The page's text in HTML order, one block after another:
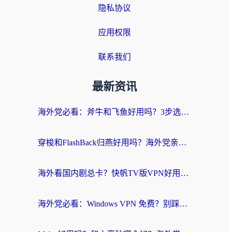
隐私协议
应用权限
联系我们
最新资讯
海外党必看：斧牛和飞鱼好用吗？3步选对回国加速器，无缝刷剧玩国服
穿梭和FlashBack归燕好用吗？海外党亲测3款热门回国加速器，教你选对不踩坑
海外看国内剧总卡？快帆TV版VPN好用吗？和快滚VPN对比哪个回国效果更好？
海外党必看：Windows VPN 免费？别踩坑！教你选对好用的国内加速器无缝回国